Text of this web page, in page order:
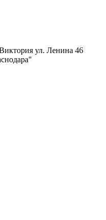
ул. Ленина 46